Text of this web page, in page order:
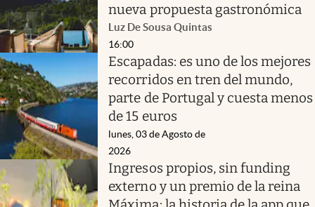
nueva propuesta gastronómica
Luz De Sousa Quintas
16:00
Escapadas: es uno de los mejores
recorridos en tren del mundo,
parte de Portugal y cuesta menos
de 15 euros
lunes, 03 de Agosto de
2026
Ingresos propios, sin funding
externo y un premio de la reina